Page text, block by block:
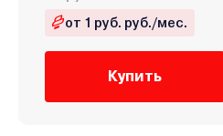
от 1 руб. руб./мес.
Купить